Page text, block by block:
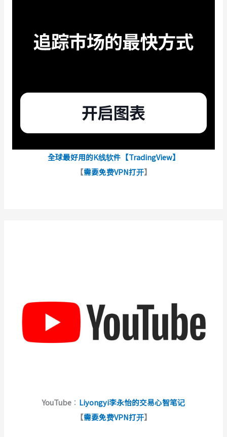
全球最好用的K线软件【TradingView】
【需要免费VPN打开】
YouTube ： Liyongyi李永怡的交易心智笔记
【需要免费VPN打开】